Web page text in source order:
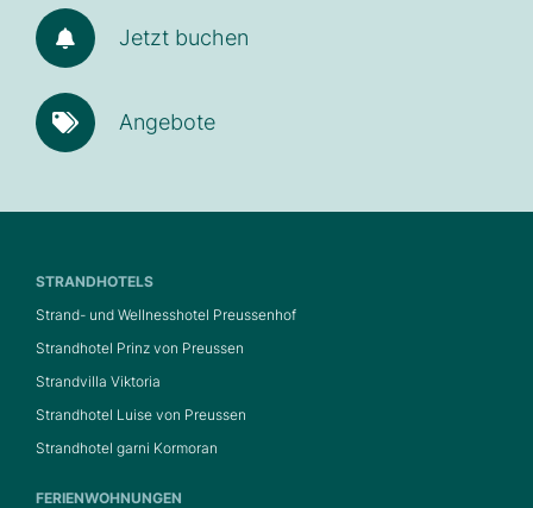
Jetzt buchen
Angebote
STRANDHOTELS
Strand- und Wellnesshotel Preussenhof
Strandhotel Prinz von Preussen
Strandvilla Viktoria
Strandhotel Luise von Preussen
Strandhotel garni Kormoran
FERIENWOHNUNGEN